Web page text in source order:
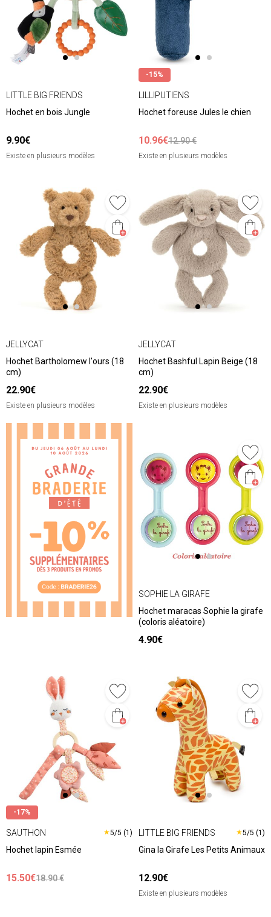
LITTLE BIG FRIENDS
Hochet en bois Jungle
9.90€
Existe en plusieurs modèles
-15%
LILLIPUTIENS
Hochet foreuse Jules le chien
10.96€12.90 €
Existe en plusieurs modèles
JELLYCAT
Hochet Bartholomew l'ours (18
cm)
22.90€
Existe en plusieurs modèles
JELLYCAT
Hochet Bashful Lapin Beige (18
cm)
22.90€
Existe en plusieurs modèles
❮ ❯
SOPHIE LA GIRAFE
Hochet maracas Sophie la girafe
(coloris aléatoire)
4.90€
-17%
SAUTHON ★5/5 (1)
Hochet lapin Esmée
15.50€18.90 €
LITTLE BIG FRIENDS ★5/5 (1)
Gina la Girafe Les Petits Animaux
12.90€
Existe en plusieurs modèles